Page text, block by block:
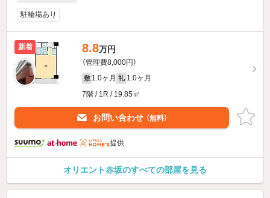
駐輪場あり
新着 8.8万円
（管理費8,000円）
敷 1.0ヶ月 礼 1.0ヶ月
7階 / 1R / 19.85㎡
お問い合わせ （無料）
提供
オリエント赤坂のすべての部屋を見る